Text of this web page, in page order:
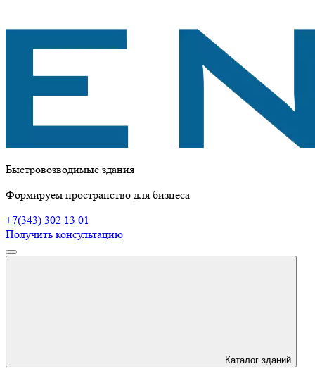
Быстровозводимые здания
Формируем пространство для бизнеса
+7(343) 302 13 01
Получить консультацию
Каталог зданий